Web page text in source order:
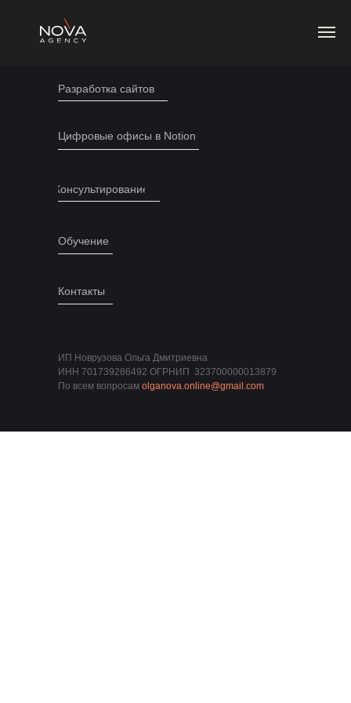
Дизайн
Цифровые офисы в Notion
Разработка сайтов
Обучение
Контакты
ИП Новрузова Ольга Дмитриевна
ИНН 701739286492 ОГРНИП 323700000013879
По всем вопросам olganova.online@gmail.com
Консультирование